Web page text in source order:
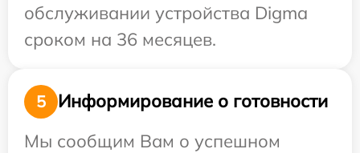
обслуживании устройства Digma
сроком на 36 месяцев.
5
Информирование о готовности
Мы сообщим Вам о успешном